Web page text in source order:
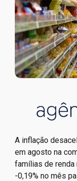
A inflação
em agosto na
famílias de renda
-0,19% no mês